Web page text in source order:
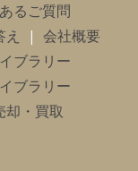
るご質問
会社概要
ブラリー
ブラリー
却・買取